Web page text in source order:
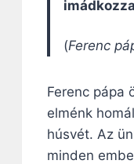
(Ferenc
Ferenc pápa
elménk
húsvét. Az
minden